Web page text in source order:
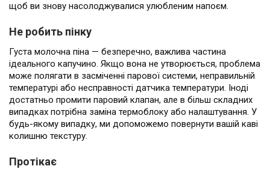
щоб ви знову насолоджувалися улюбленим напоєм.
Не робить пінку
Густа молочна піна — безперечно, важлива частина
ідеального капучино. Якщо вона не утворюється, проблема
може полягати в засміченні парової системи, неправильній
температурі або несправності датчика температури. Іноді
достатньо промити паровий клапан, але в більш складних
випадках потрібна заміна термоблоку або налаштування. У
будь-якому випадку, ми допоможемо повернути вашій каві
колишню текстуру.
Протікає